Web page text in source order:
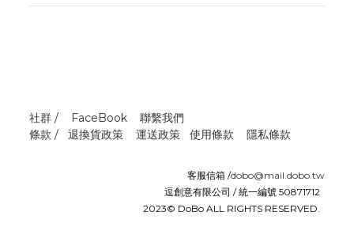
社群 / FaceBook
聯繫我們
條款 / 退換貨政策 運送政策 使用條款 隱私條款
客服信箱 /dobo@mail.dobo.tw
逗創意有限公司 / 統一編號 50871712
2023© DoBo ALL RIGHTS RESERVED.